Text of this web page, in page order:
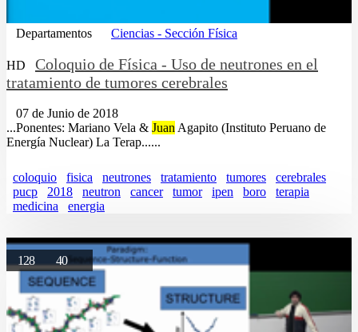
Departamentos Ciencias - Sección Física
HD
Coloquio de Física - Uso de neutrones en el
tratamiento de tumores cerebrales
07 de Junio de 2018
...Ponentes: Mariano Vela & Juan Agapito (Instituto Peruano de
Energía Nuclear) La Terap......
coloquio fisica neutrones tratamiento tumores
cerebrales
pucp
2018 neutron cancer tumor ipen boro
terapia
medicina
energia
128 40